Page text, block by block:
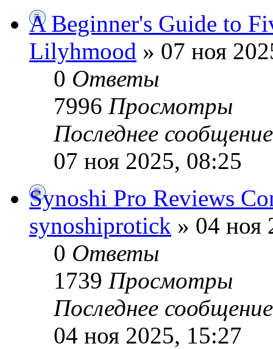
A Beginner's Guide to
Lilyhmood » 07 ноя
0 Ответы
7996 Просмотры
Последнее
07 ноя 2025, 08:25
Synoshi Pro Reviews
synoshiprotick » 04 ноя
0 Ответы
1739 Просмотры
Последнее
04 ноя 2025, 15:27